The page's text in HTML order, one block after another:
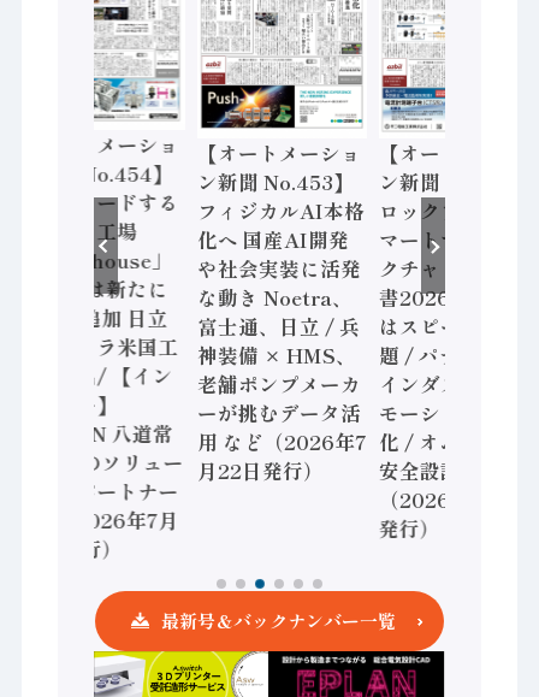
【オートメーショ
ン新聞 No.454】
世界をリードする
先進的な工場
「Lighthouse」
2026年は新たに
16工場追加 日立
ヴァンタラ米国工
場も選出/ 【イン
タビュー】
RYODEN 八道常
務 共創のソリュー
ションパートナー
へ / （2026年7月
29日発行）
【オートメーショ
ン新聞 No.453】
フィジカルAI本格
化へ 国産AI開発
や社会実装に活発
な動き Noetra、
富士通、日立 / 兵
神装備 × HMS、
老舗ポンプメーカ
ーが挑むデータ活
用 など（2026年7
月22日発行）
【オートメーショ
ン新聞 No.452】
ロックウェル「ス
マートマニュファ
クチャリング報告
書2026」、日本
はスピード感に課
題 / パナソニック
インダストリー、
モーション事業強
化 / オムロン 機械
安全設計支援
（2026年7月15日
発行）
最新号＆バックナンバー一覧